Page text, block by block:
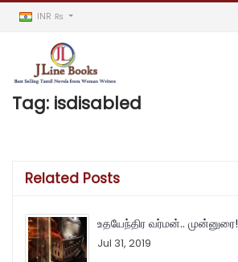
INR ₨
Tag: isdisabled
Related Posts
உதயேந்திர வர்மன்.. முன்னுரை!
Jul 31, 2019